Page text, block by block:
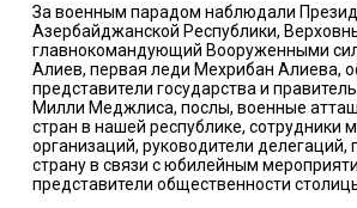
За военным парадом наблюдали
Азербайджанской Республики,
главнокомандующий Вооруженными
Алиев, первая леди Мехрибан Алиева,
представители государства и
Милли Меджлиса, послы, военные
стран в нашей республике, сотрудники
организаций, руководители
страну в связи с юбилейным
представители общественности